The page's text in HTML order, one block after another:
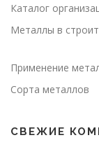
Каталог
Металлы в
Применение
Сорта металлов
СВЕЖИЕ